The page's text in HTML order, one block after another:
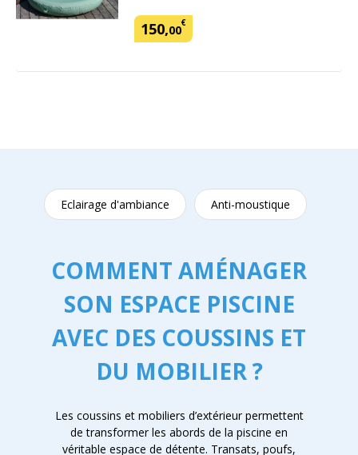
150,00€
Eclairage d'ambiance Anti-moustique
COMMENT AMÉNAGER
SON ESPACE PISCINE
AVEC DES COUSSINS ET
DU MOBILIER ?
Les coussins et mobiliers d’extérieur permettent
de transformer les abords de la piscine en
véritable espace de détente. Transats, poufs,